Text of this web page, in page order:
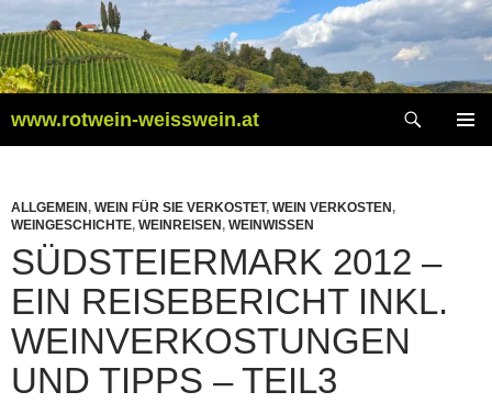
Inhalt
springen
www.rotwein-weisswein.at
ALLGEMEIN , WEIN FÜR SIE VERKOSTET, WEIN VERKOSTEN ,
WEINGESCHICHTE, WEINREISEN , WEINWISSEN
SÜDSTEIERMARK 2012 –
EIN REISEBERICHT INKL.
WEINVERKOSTUNGEN
UND TIPPS – TEIL3